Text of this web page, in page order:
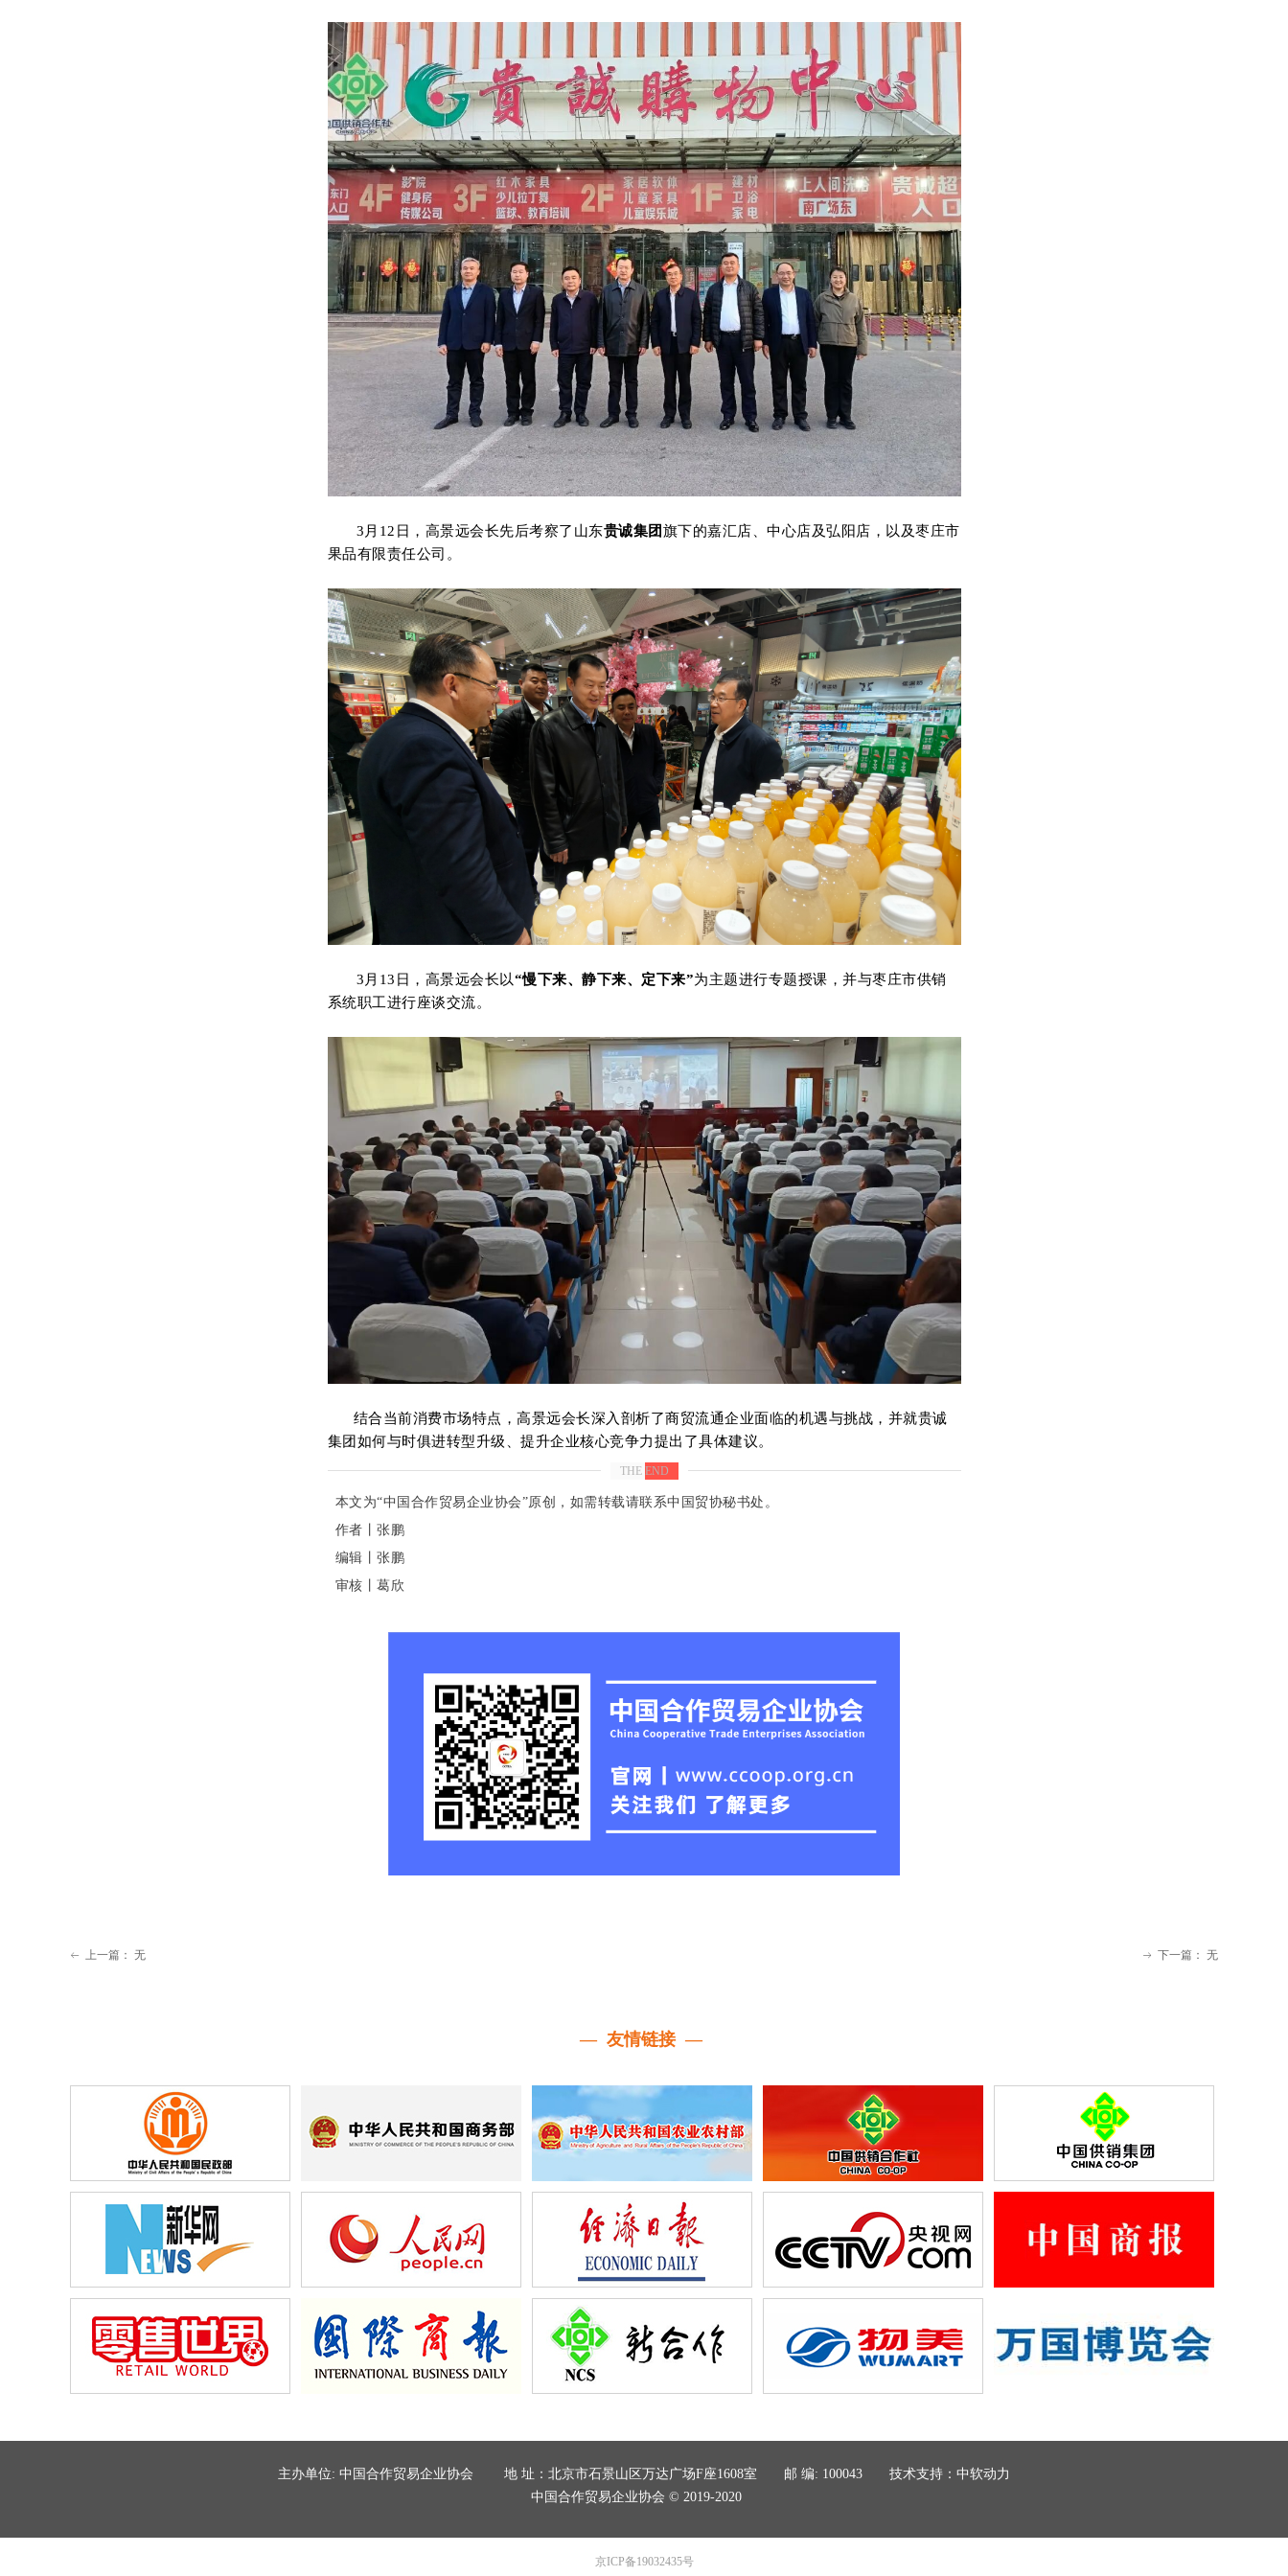
3月12日，高景远会长先后考察了山东贵诚集团旗下的嘉汇店、中心店及弘阳店， 以及枣庄市
果品有限责任公司 。
3月13日，高景远会长以“慢下来、静下来、定下来”为主题进行专题授课，并与枣庄市供销
系统职工进行座谈交流。
结合当前消费市场特点，高景远会长深入剖析了商贸流通企业面临的机遇与挑战，并就贵诚
集团如何与时俱进转型升级、提升企业核心竞争力提出了具体建议。
THE END
本文为“中国合作贸易企业协会”原创，如需转载请联系中国贸协秘书处。
作者丨张鹏
编辑丨张鹏
审核丨葛欣
ꂃ 上一篇： 无 ꁹ 下一篇： 无
主办单位: 中国合作贸易企业协会 地 址：北京市石景山区万达广场F座1608室 邮 编: 100043 技术支持： 中软动力
中国合作贸易企业协会 © 2019-2020
— 友情链接 —
京ICP备19032435号